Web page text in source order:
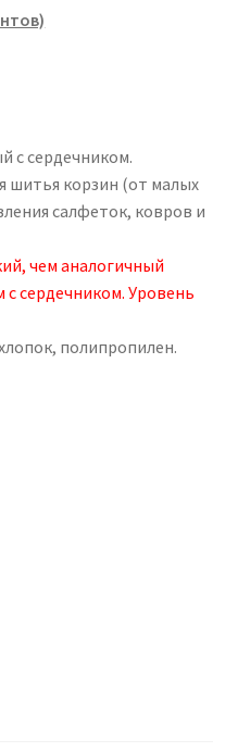
с сердечником.
шитья корзин (от малых
салфеток, ковров и
чем аналогичный
сердечником. Уровень
полипропилен.